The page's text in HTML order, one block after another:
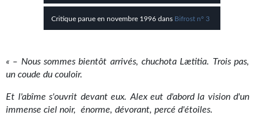
Parallaxe
Quarante-Deux
Kvasar
Pulps
Wotan
Critique parue en novembre 1996 dans Bifrost n° 3
« – Nous sommes bientôt arrivés, chuchota Lætitia. Trois pas,
un coude du couloir.
Et l'abîme s'ouvrit devant eux. Alex eut d'abord la vision d'un
immense ciel noir, énorme, dévorant, percé d'étoiles.